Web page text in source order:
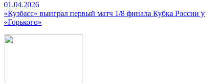
01.04.2026
«Кузбасс» выиграл первый матч 1/8 финала Кубка России у
«Горького»